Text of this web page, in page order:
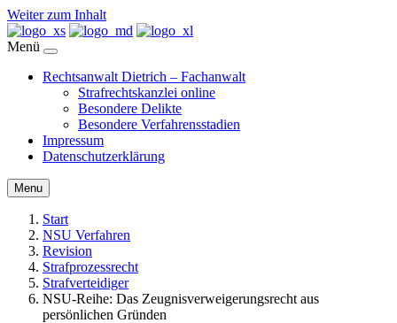
Weiter zum Inhalt
Menü
Rechtsanwalt Dietrich – Fachanwalt
Strafrechtskanzlei online
Besondere Delikte
Besondere Verfahrensstadien
Impressum
Datenschutzerklärung
Menu
Start
NSU Verfahren
Revision
Strafprozessrecht
Strafverteidiger
NSU-Reihe: Das Zeugnisverweigerungsrecht aus
persönlichen Gründen